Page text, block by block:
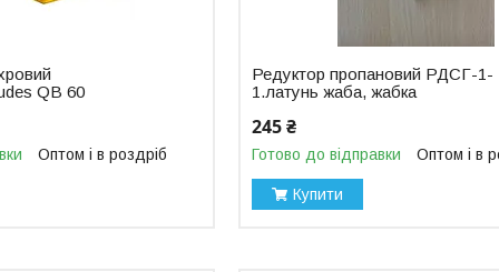
QB 60
Оптом і в роздріб
Редуктор пропановий РДСГ-1-
1.латунь жаба, жабка
245 ₴
Готово до відправки Оптом і в
Купити